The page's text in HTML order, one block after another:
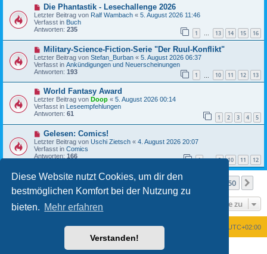
Diese Website nutzt Cookies, um dir den
bestmöglichen Komfort bei der Nutzung zu
bieten. Mehr erfahren
Verstanden!
a
g
B
e
i
t
a
g
N
e
u
e
r
B
e
i
t
r
g
Die Phantastik - Lesechallenge 2026
Letzter Beitrag von Ralf Wambach « 5. August 2026 11:46
Verfasst in Buch
Antworten: 235 1 … 13 14 15 16
N
e
u
e
r
B
e
i
t
r
g
Military-Science-Fiction-Serie "Der Ruul-Konflikt"
Letzter Beitrag von Stefan_Burban « 5. August 2026 06:37
Verfasst in Ankündigungen und Neuerscheinungen
Antworten: 193 1 10 11 12 13
N
e
u
e
B
e
i
t
r
World Fantasy Award
Letzter Beitrag von Doop « 5. August 2026 00:14
Verfasst in Leseempfehlungen
Antworten: 61 1 2 3 4 5
N
e
u
e
r
e
i
t
r
g
Gelesen: Comics!
Letzter Beitrag von Uschi Zietsch « 4. August 2026 20:07
Verfasst in Comics
Antworten: 166 1 … 9 10 11 12
Die Suche ergab mehr als 1000 Treffer Seite 1von
1 2 3 50
Gehe zu
Foren-Übersicht UTC+02:00
Powered by
® Forum Software © phpBB Limited